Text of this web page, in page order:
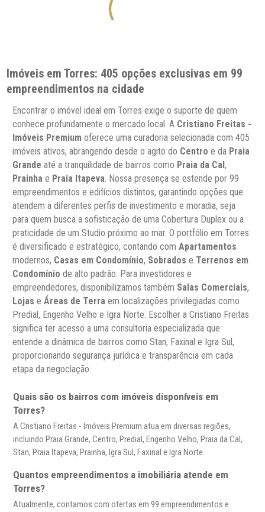
Imóveis em Torres: 405 opções exclusivas em 99
empreendimentos na cidade
Encontrar o imóvel ideal em Torres exige o suporte de quem
conhece profundamente o mercado local. A Cristiano Freitas -
Imóveis Premium oferece uma curadoria selecionada com 405
imóveis ativos, abrangendo desde o agito do Centro e da Praia
Grande até a tranquilidade de bairros como Praia da Cal,
Prainha e Praia Itapeva. Nossa presença se estende por 99
empreendimentos e edifícios distintos, garantindo opções que
atendem a diferentes perfis de investimento e moradia, seja
para quem busca a sofisticação de uma Cobertura Duplex ou a
praticidade de um Studio próximo ao mar. O portfólio em Torres
é diversificado e estratégico, contando comApartamentos
modernos, Casas em Condomínio, Sobrados e Terrenos em
Condomínio de alto padrão. Para investidores e
empreendedores, disponibilizamos também Salas Comerciais,
Lojas eÁreas de Terra em localizações privilegiadas como
Predial, Engenho Velho e Igra Norte. Escolher a Cristiano Freitas
significa ter acesso a uma consultoria especializada que
entende a dinâmica de bairros como Stan, Faxinal e Igra Sul,
proporcionando segurança jurídica e transparência em cada
etapa da negociação.
Quais são os bairros com imóveis disponíveis em
Torres?
A Cristiano Freitas - Imóveis Premium atua em diversas regiões,
incluindo Praia Grande, Centro, Predial, Engenho Velho, Praia da Cal,
Stan, Praia Itapeva, Prainha, Igra Sul, Faxinal e Igra Norte.
Quantos empreendimentos a imobiliária atende em
Torres?
Atualmente, contamos com ofertas em 99 empreendimentos e